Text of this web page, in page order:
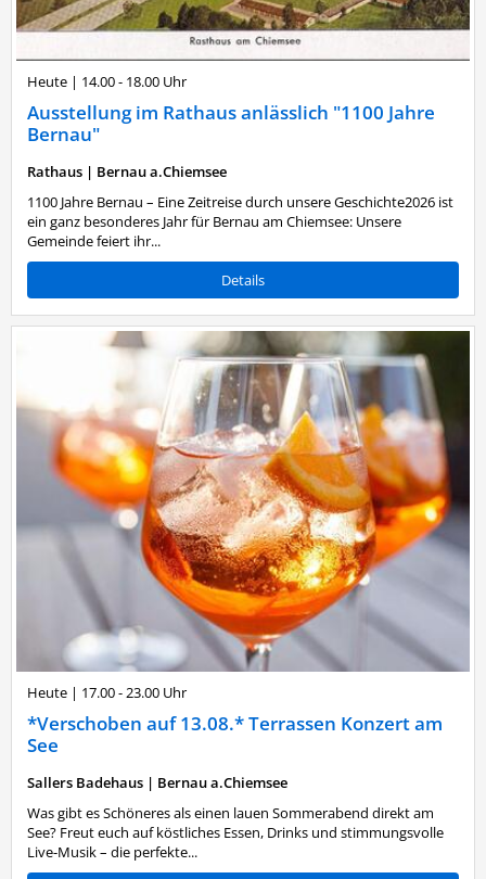
Heute | 14.00 - 18.00 Uhr
Ausstellung im Rathaus anlässlich "1100 Jahre
Bernau"
Rathaus | Bernau a.Chiemsee
1100 Jahre Bernau – Eine Zeitreise durch unsere Geschichte2026 ist
ein ganz besonderes Jahr für Bernau am Chiemsee: Unsere
Gemeinde feiert ihr...
Details
Heute | 17.00 - 23.00 Uhr
*Verschoben auf 13.08.* Terrassen Konzert am
See
Sallers Badehaus | Bernau a.Chiemsee
Was gibt es Schöneres als einen lauen Sommerabend direkt am
See? Freut euch auf köstliches Essen, Drinks und stimmungsvolle
Live-Musik – die perfekte...